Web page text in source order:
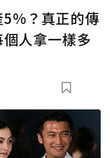
？真正的傳
人拿一樣多